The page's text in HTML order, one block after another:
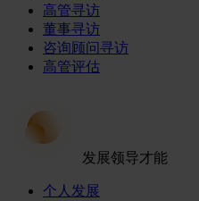
高管寻访
董事寻访
咨询顾问寻访
高管评估
发展领导才能
个人发展